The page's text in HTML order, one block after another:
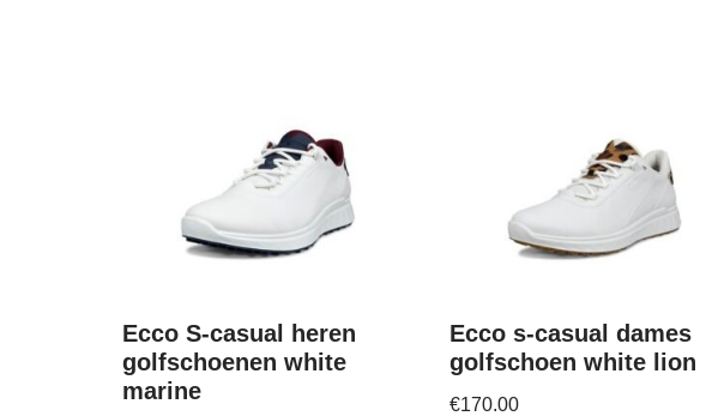
Ecco S-casual heren
golfschoenen white
marine
Ecco s-casual dames
golfschoen white lion
€170.00